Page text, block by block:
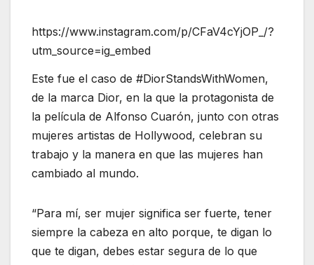
https://www.instagram.com/p/CFaV4cYjOP_/?
utm_source=ig_embed
Este fue el caso de #DiorStandsWithWomen,
de la marca Dior, en la que la protagonista de
la película de Alfonso Cuarón, junto con otras
mujeres artistas de Hollywood, celebran su
trabajo y la manera en que las mujeres han
cambiado al mundo.
“Para mí, ser mujer significa ser fuerte, tener
siempre la cabeza en alto porque, te digan lo
que te digan, debes estar segura de lo que